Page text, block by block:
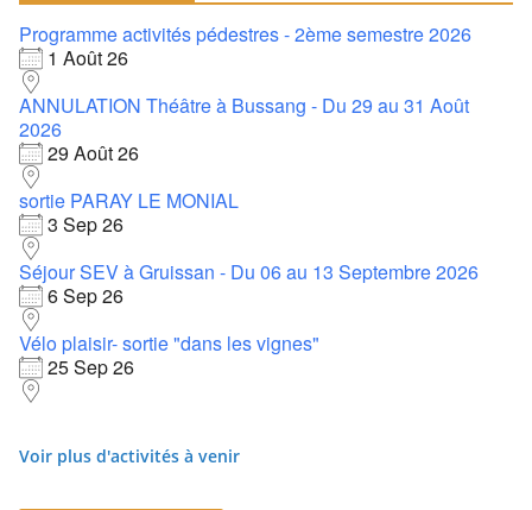
Programme activités pédestres - 2ème semestre 2026
1 Août 26
ANNULATION Théâtre à Bussang - Du 29 au 31 Août
2026
29 Août 26
sortie PARAY LE MONIAL
3 Sep 26
Séjour SEV à Gruissan - Du 06 au 13 Septembre 2026
6 Sep 26
Vélo plaisir- sortie "dans les vignes"
25 Sep 26
Voir plus d'activités à venir